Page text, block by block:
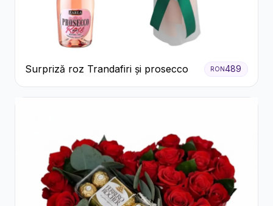
Surpriză roz Trandafiri și prosecco RON489